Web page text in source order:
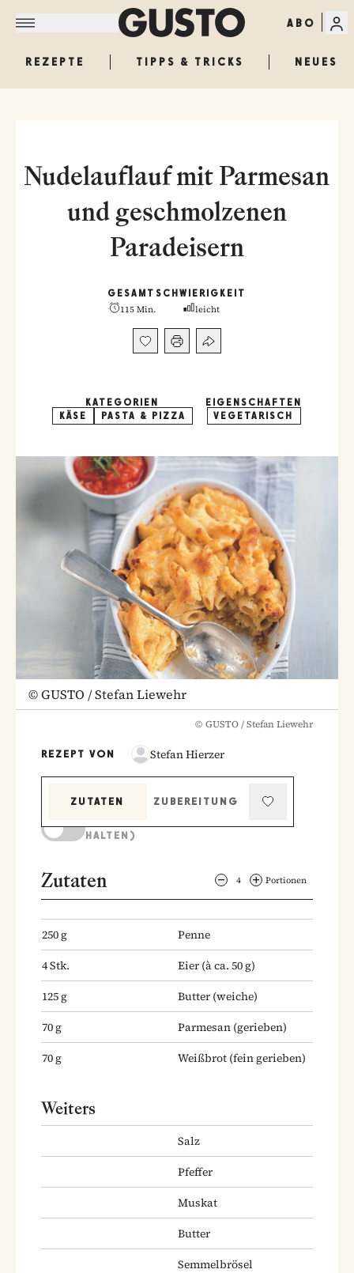
ABO
REZEPTE TIPPS & TRICKS NEUES
Nudelauflauf mit Parmesan
und geschmolzenen
Paradeisern
GESAMT
115 Min.
SCHWIERIGKEIT
leicht
KATEGORIEN
KÄSE
PASTA & PIZZA
EIGENSCHAFTEN
VEGETARISCH
©GUSTO / Stefan Liewehr
© GUSTO / Stefan Liewehr
REZEPT VON Stefan Hierzer
ZUTATEN
ZUBEREITUNG
HALTEN)
Zutaten 4 Portionen
250g
Penne
4Stk. Eier (à ca. 50 g)
125g Butter (weiche)
70g Parmesan (gerieben)
70g Weißbrot (fein gerieben)
Weiters
Salz
Pfeffer
Muskat
Butter
Semmelbrösel